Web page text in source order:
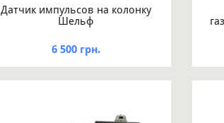
Датчик импульсов на колонку
Шельф
6 500 грн.